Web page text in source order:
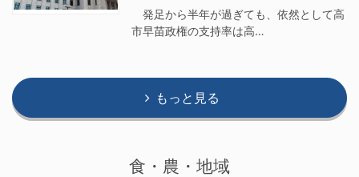
発足から半年が過ぎても、依然として高
市早苗政権の支持率は高…
もっと見る
食・農・地域